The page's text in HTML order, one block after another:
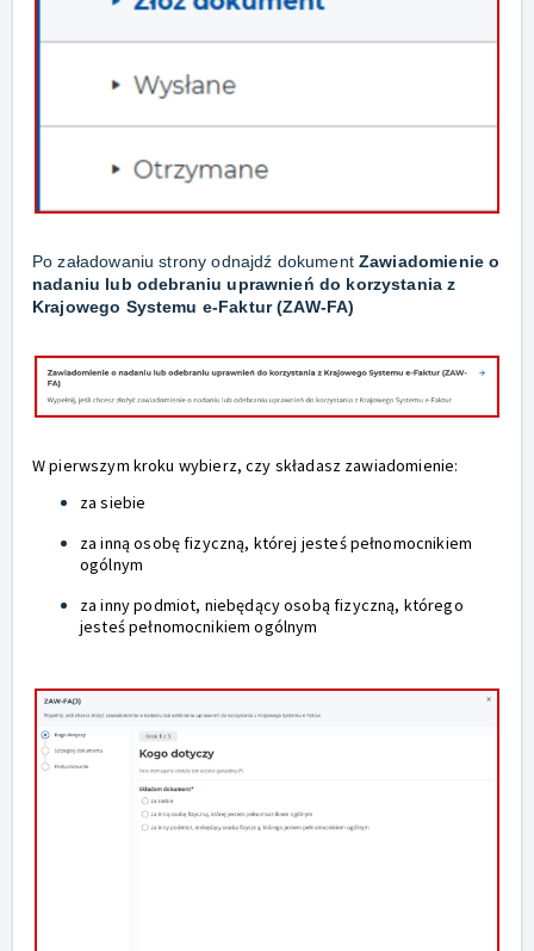
Po załadowaniu strony odnajdź dokumentZawiadomienie o
nadaniu lub odebraniu uprawnień do korzystania z
Krajowego Systemu e-Faktur (ZAW-FA)
W pierwszym kroku wybierz, czy składasz zawiadomienie:
za siebie
za inną osobę fizyczną, której jesteś pełnomocnikiem
ogólnym
za inny podmiot, niebędący osobą fizyczną, którego
jesteś pełnomocnikiem ogólnym